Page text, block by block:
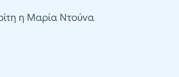
η Μαρία Ντούνα